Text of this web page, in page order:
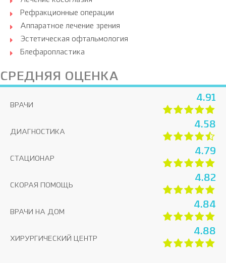
детей с консультацией врача-
офтальмолога (проверка остроты
зрения, авторефрактометрия,
бесконтактная офтальмоскопия,
Опис ОКТ
Рефракционные операции
Аппаратное лечение зрения
Эстетическая офтальмология
Блефаропластика
СРЕДНЯЯ ОЦЕНКА
ВРАЧИ
4.91
ДИАГНОСТИКА
4.58
СТАЦИОНАР
4.79
СКОРАЯ ПОМОЩЬ
4.82
ВРАЧИ НА ДОМ
4.84
ХИРУРГИЧЕСКИЙ ЦЕНТР
4.88